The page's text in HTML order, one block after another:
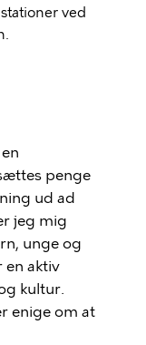
ved
penge
ud ad
jeg mig
unge og
en aktiv
kultur.
enige om at